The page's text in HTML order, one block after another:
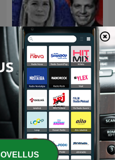
The Rest Is Politics: US